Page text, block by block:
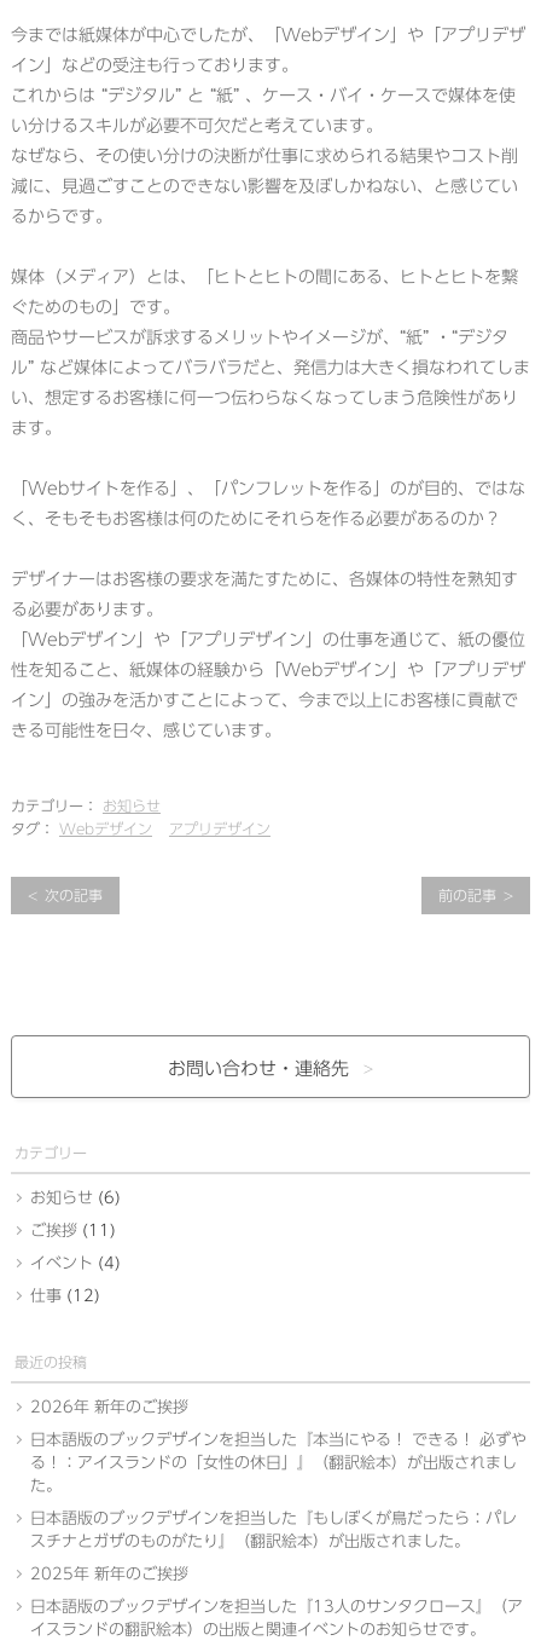
今までは紙媒体が中心でしたが、「Webデザイン」や「アプリデザ
イン」などの受注も行っております。
これからは “デジタル” と “紙” 、ケース・バイ・ケースで媒体を使
い分けるスキルが必要不可欠だと考えています。
なぜなら、その使い分けの決断が仕事に求められる結果やコスト削
減に、見過ごすことのできない影響を及ぼしかねない、と感じてい
るからです。
媒体（メディア）とは、「ヒトとヒトの間にある、ヒトとヒトを繋
ぐためのもの」です。
商品やサービスが訴求するメリットやイメージが、“紙” ・“デジタ
ル” など媒体によってバラバラだと、発信力は大きく損なわれてしま
い、想定するお客様に何一つ伝わらなくなってしまう危険性があり
ます。
「Webサイトを作る」、「パンフレットを作る」のが目的、ではな
く、そもそもお客様は何のためにそれらを作る必要があるのか？
デザイナーはお客様の要求を満たすために、各媒体の特性を熟知す
る必要があります。
「Webデザイン」や「アプリデザイン」の仕事を通じて、紙の優位
性を知ること、紙媒体の経験から「Webデザイン」や「アプリデザ
イン」の強みを活かすことによって、今まで以上にお客様に貢献で
きる可能性を日々、感じています。
カテゴリー： お知らせ
タグ： Webデザイン アプリデザイン
次の記事 前の記事
お問い合わせ・ 連絡先
カテゴリー
お知らせ (6)
ご挨拶(11)
イベント (4)
仕事(12)
最近の投稿
2026年 新年のご挨拶
日本語版のブックデザインを担当した『本当にやる！ できる！ 必ずや
る！：アイスランドの「女性の休日」』（翻訳絵本）が出版されまし
た。
日本語版のブックデザインを担当した『もしぼくが鳥だったら：パレ
スチナとガザのものがたり』（翻訳絵本）が出版されました。
2025年 新年のご挨拶
日本語版のブックデザインを担当した『13人のサンタクロース』（ア
イスランドの翻訳絵本）の出版と関連イベントのお知らせです。